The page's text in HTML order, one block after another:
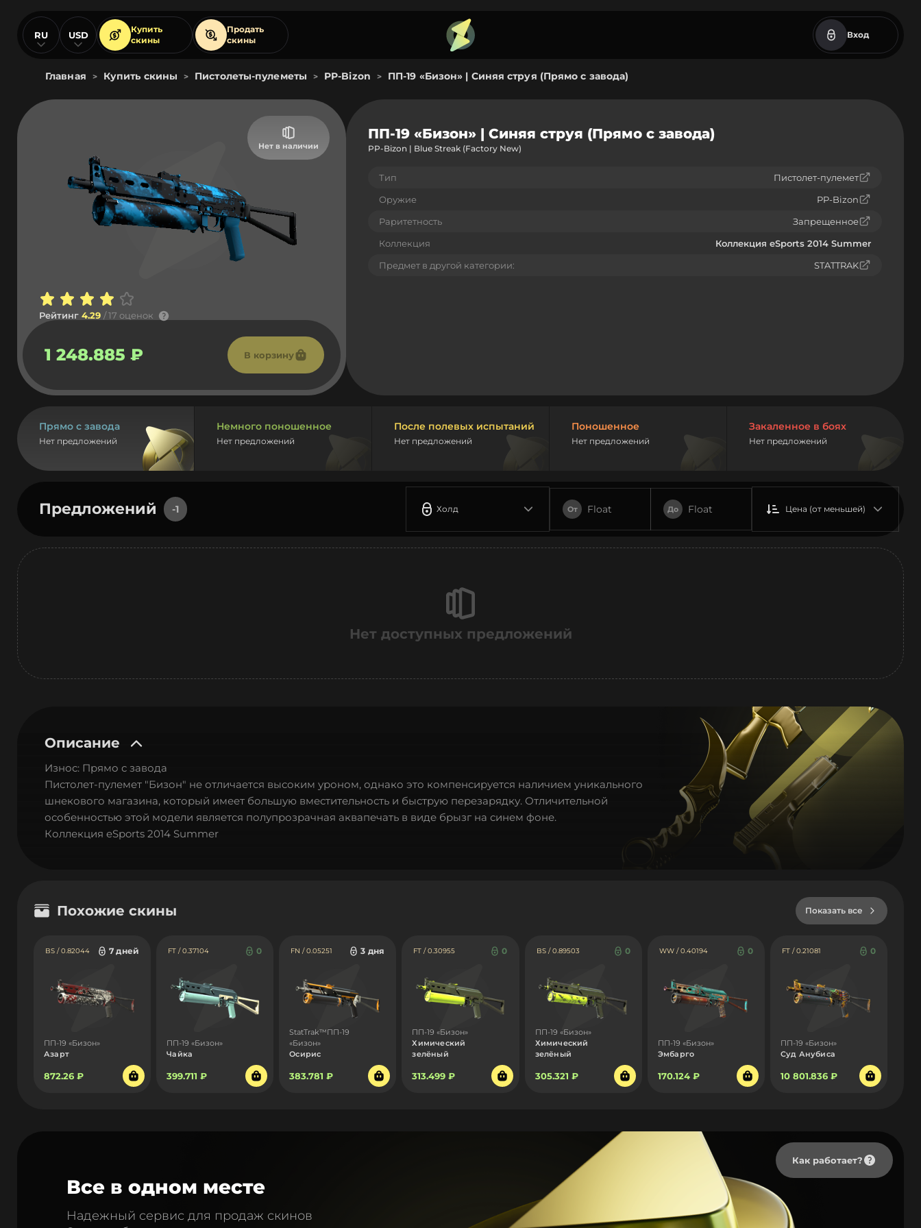
RU USD
Купить
скины
Продать
скины
Вход
Главная > Купить скины > Пистолеты-пулеметы > PP-Bizon > ПП-19 «Бизон» | Синяя струя (Прямо с завода)
Нет в наличии
Рейтинг 4.29 / 17 оценок
1 248.885 ₽ В корзину
ПП-19 «Бизон» | Синяя струя (Прямо с завода)
PP-Bizon | Blue Streak (Factory New)
Тип
Пистолет-пулемет
Оружие
PP-Bizon
Раритетность
Запрещенное
Коллекция
Коллекция eSports 2014 Summer
Предмет в другой категории:
STATTRAK
Прямо с завода
Нет предложений
Немного поношенное
Нет предложений
После полевых испытаний
Нет предложений
Поношенное
Нет предложений
Закаленное в боях
Нет предложений
Предложений -1 Холд От Float До Float Цена (от меньшей)
Нет доступных предложений
Описание
Износ: Прямо с завода
Пистолет-пулемет "Бизон" не отличается высоким уроном, однако это компенсируется наличием уникального
шнекового магазина, который имеет большую вместительность и быструю перезарядку. Отличительной
особенностью этой модели является полупрозрачная аквапечать в виде брызг на синем фоне.
Коллекция eSports 2014 Summer
Похожие скины Показать все
BS / 0.82044 7 дней
ПП-19 «Бизон»
Азарт
872.26 ₽
FT / 0.37104 0
ПП-19 «Бизон»
Чайка
399.711 ₽
FN / 0.05251 3 дня
StatTrak™ПП-19
«Бизон»
Осирис
383.781 ₽
FT / 0.30955 0
ПП-19 «Бизон»
Химический
зелёный
313.499 ₽
BS / 0.89503 0
ПП-19 «Бизон»
Химический
зелёный
305.321 ₽
WW / 0.40194 0
ПП-19 «Бизон»
Эмбарго
170.124 ₽
FT / 0.21081 0
ПП-19 «Бизон»
Суд Анубиса
10 801.836 ₽
Все в одном месте
Надежный сервис для продаж скинов
Как работает?